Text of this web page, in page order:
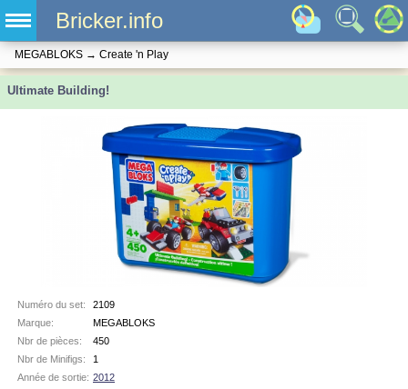
Bricker.info
MEGABLOKS → Create 'n Play
Ultimate Building!
Numéro du set:
2109
Marque:
MEGABLOKS
Nbr de pièces:
450
Nbr de Minifigs:
1
Année de sortie: 2012